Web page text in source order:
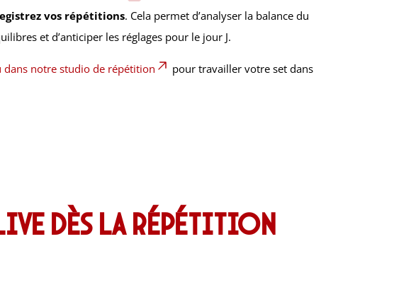
vos répétitions. Cela permet d’analyser la balance du
et d’anticiper les réglages pour le jour J.
dans notre studio de répétition
pour travailler votre set dans
dès la répétition